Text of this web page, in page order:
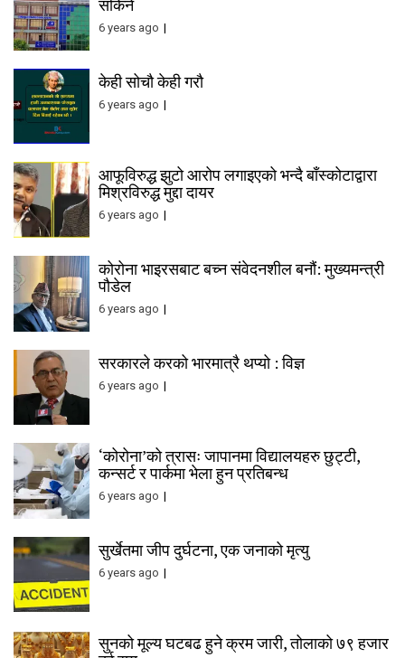
सकिने
6 years ago
केही सोचौ केही गरौ
6 years ago
आफूविरुद्ध झुटो आरोप लगाइएको भन्दै बाँस्कोटाद्वारा
मिश्रविरुद्ध मुद्दा दायर
6 years ago
कोरोना भाइरसबाट बच्न संवेदनशील बनौं: मुख्यमन्त्री
पौडेल
6 years ago
सरकारले करको भारमात्रै थप्यो : विज्ञ
6 years ago
‘कोरोना’को त्रासः जापानमा विद्यालयहरु छुट्टी,
कन्सर्ट र पार्कमा भेला हुन प्रतिबन्ध
6 years ago
सुर्खेतमा जीप दुर्घटना, एक जनाको मृत्यु
6 years ago
सुनको मूल्य घटबढ हुने क्रम जारी, तोलाको ७९ हजार